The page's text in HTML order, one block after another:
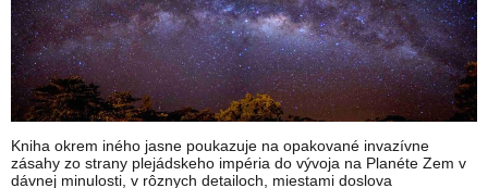
Kniha okrem iného jasne poukazuje na opakované invazívne
zásahy zo strany plejádskeho impéria do vývoja na Planéte Zem v
dávnej minulosti, v rôznych detailoch, miestami doslova